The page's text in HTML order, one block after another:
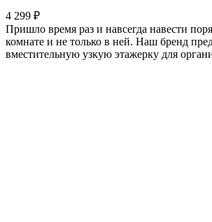
4 299 ₽
Пришло время раз и навсегда навести
комнате и не только в ней. Наш бренд
вместительную узкую этажерку для